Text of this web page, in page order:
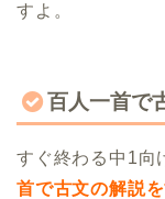
すよ。
百人一首で
すぐ終わる中1向
首で古文の解説